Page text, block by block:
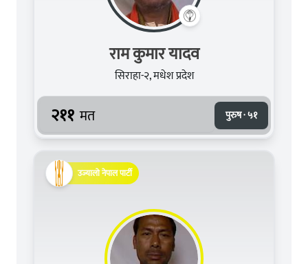
राम कुमार यादव
सिराहा-२, मधेश प्रदेश
२११ मत पुरुष · ५१
उज्यालो नेपाल पार्टी